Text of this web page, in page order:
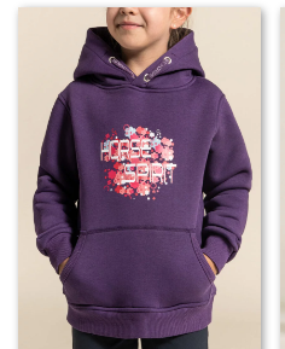
Envoyer mon message